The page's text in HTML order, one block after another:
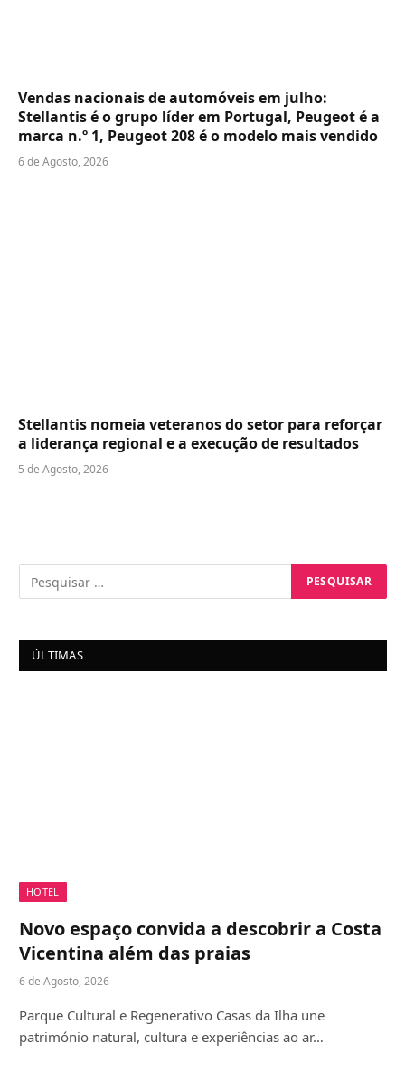
Vendas nacionais de automóveis em julho:
Stellantis é o grupo líder em Portugal, Peugeot é a
marca n.º 1, Peugeot 208 é o modelo mais vendido
6 de Agosto, 2026
Stellantis nomeia veteranos do setor para reforçar
a liderança regional e a execução de resultados
5 de Agosto, 2026
ÚLTIMAS
HOTEL
Novo espaço convida a descobrir a Costa
Vicentina além das praias
6 de Agosto, 2026
Parque Cultural e Regenerativo Casas da Ilha une
património natural, cultura e experiências ao ar…